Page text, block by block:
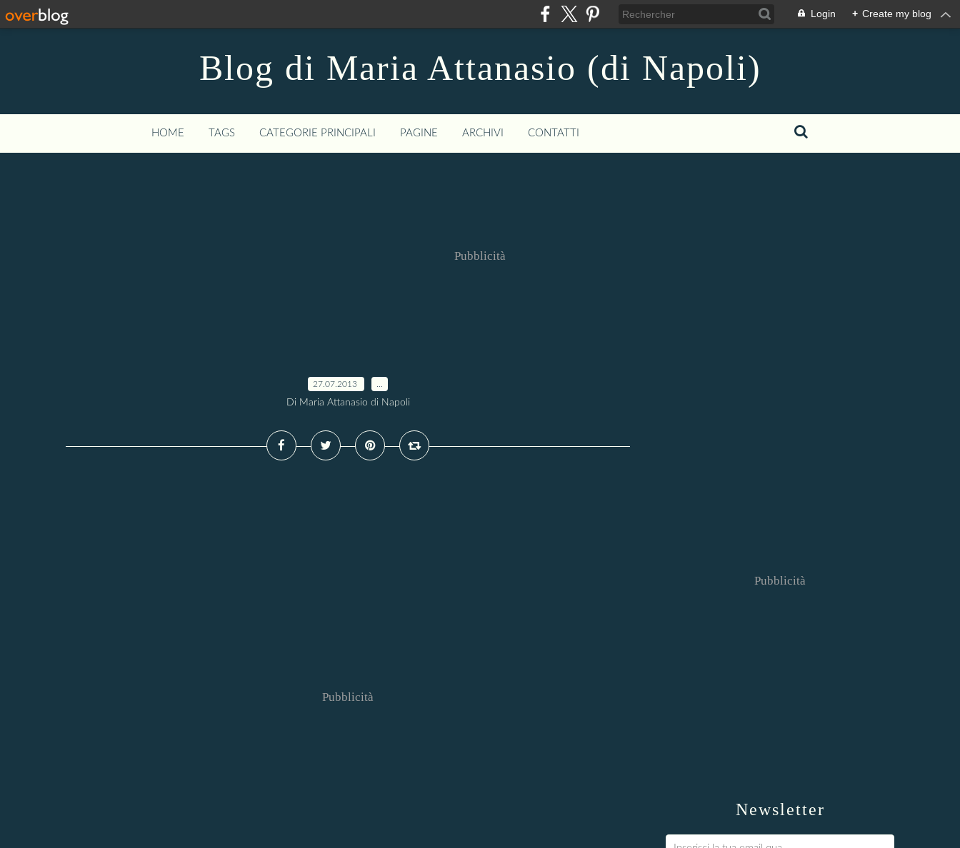
Login + Create my blog
Blog di Maria Attanasio (di Napoli)
HOME TAGS CATEGORIE PRINCIPALI PAGINE ARCHIVI CONTATTI
Pubblicità
27.07.2013
Di Maria Attanasio di Napoli
Pubblicità
Newsletter
Pubblicità